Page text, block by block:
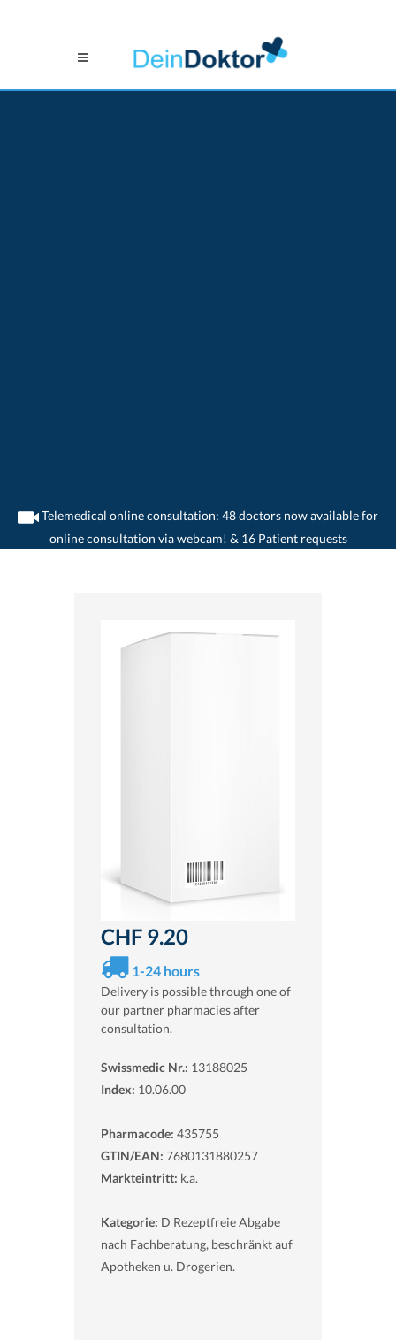
Telemedical online consultation: 48 doctors now available for
online consultation via webcam! & 16 Patient requests
>Home>medikamente-online>Unguentolan® Wundsalbe (485.08 mg) Gebro
CHF 9.20
1-24 hours
Delivery is possible through one of
our partner pharmacies after
consultation.
Swissmedic Nr.: 13188025
Index: 10.06.00
Pharmacode: 435755
GTIN/EAN: 7680131880257
Markteintritt: k.a.
Kategorie: D Rezeptfreie Abgabe
nach Fachberatung, beschränkt auf
Apotheken u. Drogerien.